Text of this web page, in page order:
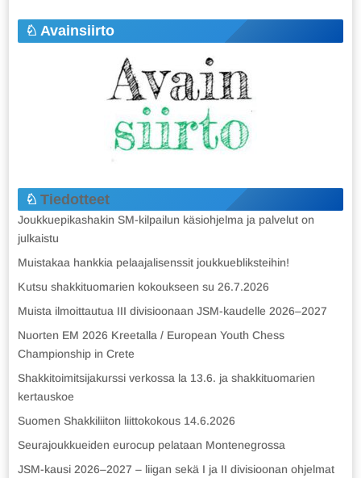
Avainsiirto
Tiedotteet
Joukkuepikashakin SM-kilpailun käsiohjelma ja palvelut on
julkaistu
Muistakaa hankkia pelaajalisenssit joukkuebliksteihin!
Kutsu shakkituomarien kokoukseen su 26.7.2026
Muista ilmoittautua III divisioonaan JSM-kaudelle 2026–2027
Nuorten EM 2026 Kreetalla / European Youth Chess
Championship in Crete
Shakkitoimitsijakurssi verkossa la 13.6. ja shakkituomarien
kertauskoe
Suomen Shakkiliiton liittokokous 14.6.2026
Seurajoukkueiden eurocup pelataan Montenegrossa
JSM-kausi 2026–2027 – liigan sekä I ja II divisioonan ohjelmat